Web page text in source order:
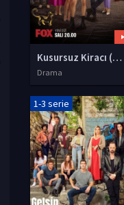
Kusursuz Kiracı (L'inquilino perfetto)
Drama
1-3 serie